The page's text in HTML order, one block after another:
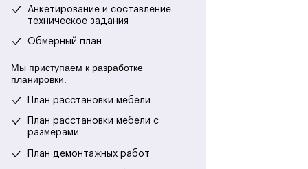
Анкетирование и составление
техническое задания
Обмерный план
Мы приступаем к разработке
планировки.
План расстановки мебели
План расстановки мебели с
размерами
План демонтажных работ